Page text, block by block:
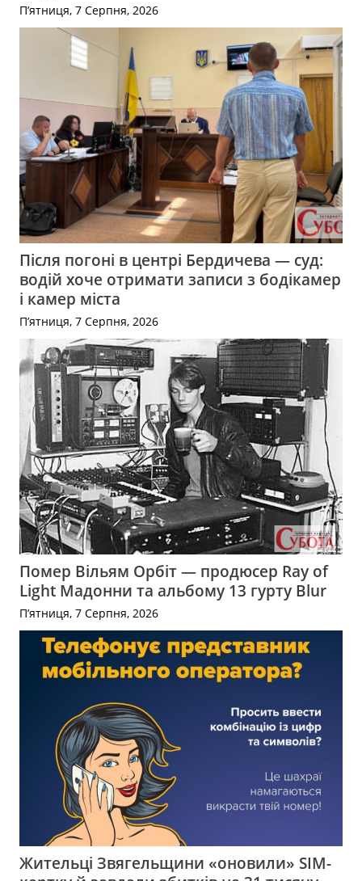
П’ятниця, 7 Серпня, 2026
Після погоні в центрі Бердичева — суд:
водій хоче отримати записи з бодікамер
і камер міста
П’ятниця, 7 Серпня, 2026
Помер Вільям Орбіт — продюсер Ray of
Light Мадонни та альбому 13 гурту Blur
П’ятниця, 7 Серпня, 2026
Жительці Звягельщини «оновили» SIM-